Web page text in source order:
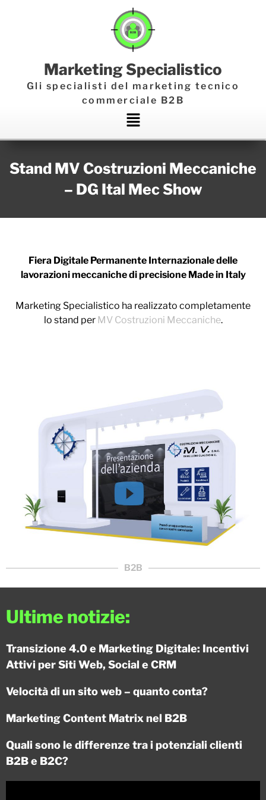
Marketing Specialistico
Gli specialisti del marketing tecnico
commerciale B2B
Main
Menu
Stand MV Costruzioni Meccaniche
– DG Ital Mec Show
Fiera Digitale Permanente Internazionale delle
lavorazioni meccaniche di precisione Made in Italy
Marketing Specialistico ha realizzato completamente
lo stand perMV Costruzioni Meccaniche.
B2B
Ultime notizie:
Transizione 4.0 e Marketing Digitale: Incentivi
Attivi per Siti Web, Social e CRM
Velocità di un sito web – quanto conta?
Marketing Content Matrix nel B2B
Quali sono le differenze tra i potenziali clienti
B2B e B2C?